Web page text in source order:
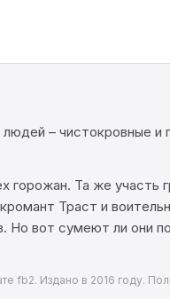
– чистокровные и
горожан. Та же участь
Траст и
Но вот сумеют ли они
fb2. Издано в 2016 году.